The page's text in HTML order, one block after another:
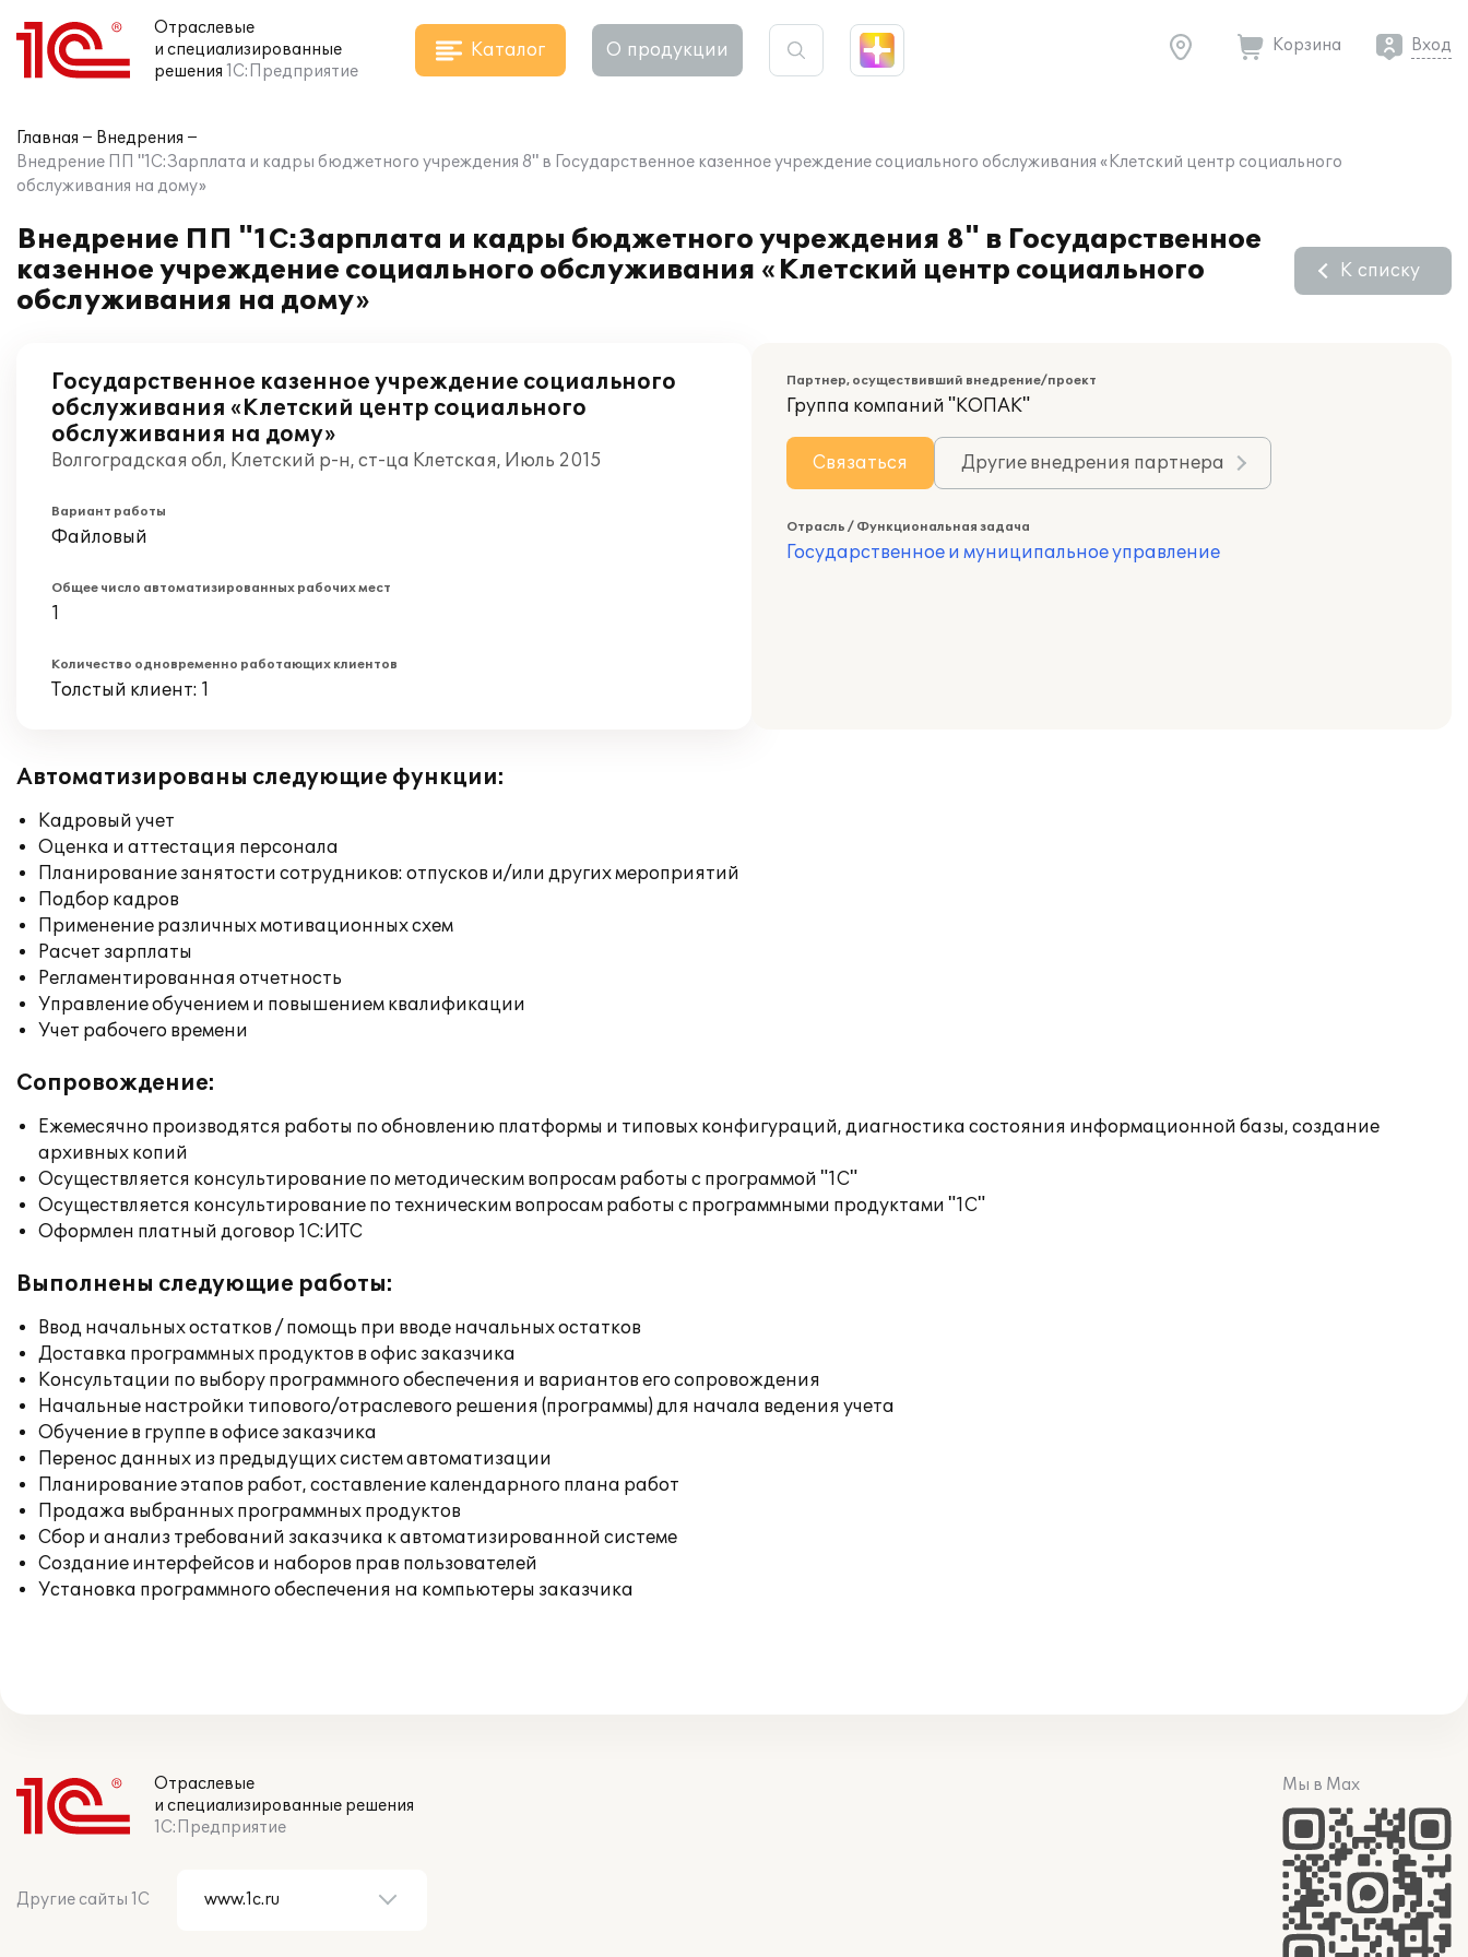
Отраслевые
и специализированные
решения 1С:Предприятие
Каталог О продукции Корзина Вход
Главная
Внедрения
Внедрение ПП "1С:Зарплата и кадры бюджетного учреждения 8" в Государственное казенное учреждение социального обслуживания «Клетский центр социального
обслуживания на дому»
Внедрение ПП "1С:Зарплата и кадры бюджетного учреждения 8" в Государственное
казенное учреждение социального обслуживания «Клетский центр социального
обслуживания на дому»
К списку
Государственное казенное учреждение социального
обслуживания «Клетский центр социального
обслуживания на дому»
Волгоградская обл, Клетский р-н, ст-ца Клетская, Июль 2015
Вариант работы
Файловый
Общее число автоматизированных рабочих мест
1
Количество одновременно работающих клиентов
Толстый клиент: 1
Партнер, осуществивший внедрение/проект
Группа компаний "КОПАК"
Связаться Другие внедрения партнера
Отрасль / Функциональная задача
Государственное и муниципальное управление
Автоматизированы следующие функции:
Кадровый учет
Оценка и аттестация персонала
Планирование занятости сотрудников: отпусков и/или других мероприятий
Подбор кадров
Применение различных мотивационных схем
Расчет зарплаты
Регламентированная отчетность
Управление обучением и повышением квалификации
Учет рабочего времени
Сопровождение:
Ежемесячно производятся работы по обновлению платформы и типовых конфигураций, диагностика состояния информационной базы, создание
архивных копий
Осуществляется консультирование по методическим вопросам работы с программой "1С"
Осуществляется консультирование по техническим вопросам работы с программными продуктами "1С"
Оформлен платный договор 1С:ИТС
Выполнены следующие работы:
Ввод начальных остатков / помощь при вводе начальных остатков
Доставка программных продуктов в офис заказчика
Консультации по выбору программного обеспечения и вариантов его сопровождения
Начальные настройки типового/отраслевого решения (программы) для начала ведения учета
Обучение в группе в офисе заказчика
Перенос данных из предыдущих систем автоматизации
Планирование этапов работ, составление календарного плана работ
Продажа выбранных программных продуктов
Сбор и анализ требований заказчика к автоматизированной системе
Создание интерфейсов и наборов прав пользователей
Установка программного обеспечения на компьютеры заказчика
Отраслевые
и специализированные решения
1С:Предприятие
Другие сайты 1С
Мы в Max